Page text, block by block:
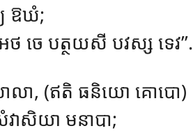
ឱឃំ;
ចេ បត្ថយសី បវស្ស ទេវ’’.
លា, (ឥតិ ធនិយោ គោបោ)
ាសិយា មនាបា;